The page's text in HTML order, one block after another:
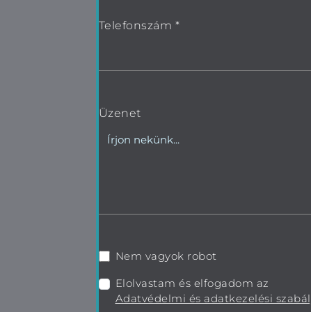
Telefonszám *
Üzenet
Nem vagyok robot
Elolvastam és elfogadom az
Adatvédelmi és adatkezelési